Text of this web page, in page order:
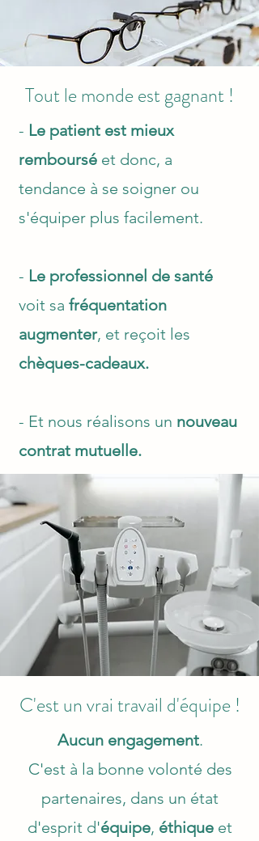
Tout le monde est gagnant !
- Le patient est mieux
remboursé et donc, a
tendance à se soigner ou
s'équiper plus facilement.
- Le professionnel de santé
voit sa fréquentation
augmenter, et reçoit les
chèques-cadeaux.
- Et nous réalisons un nouveau
contrat mutuelle.
C'est un vrai travail d'équipe !
Aucun engagement.
C'est à la bonne volonté des
partenaires, dans un état
d'esprit d'équipe, éthique et